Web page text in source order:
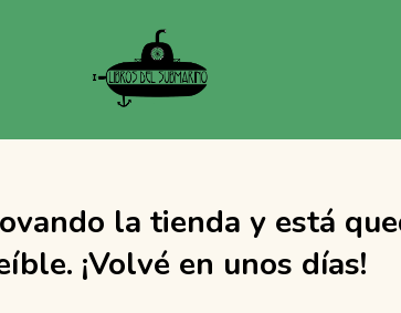
la tienda y está
¡Volvé en unos días!